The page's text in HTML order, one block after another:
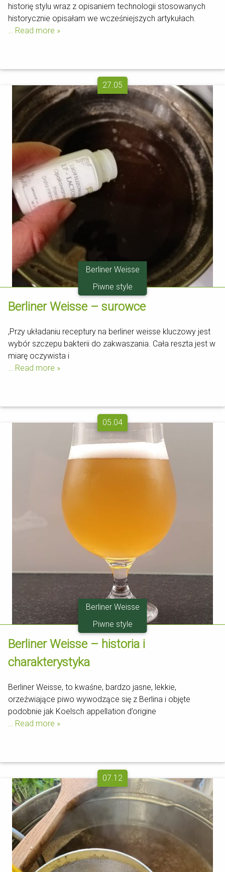
historię stylu wraz z opisaniem technologii stosowanych
historycznie opisałam we wcześniejszych artykułach.
… Read more »
27.05
Berliner Weisse
Piwne style
Berliner Weisse – surowce
,Przy układaniu receptury na berliner weisse kluczowy jest
wybór szczepu bakterii do zakwaszania. Cała reszta jest w
miarę oczywista i
… Read more »
05.04
Berliner Weisse
Piwne style
Berliner Weisse – historia i
charakterystyka
Berliner Weisse, to kwaśne, bardzo jasne, lekkie,
orzeźwiające piwo wywodzące się z Berlina i objęte
podobnie jak Koelsch appellation d’origine
… Read more »
07.12